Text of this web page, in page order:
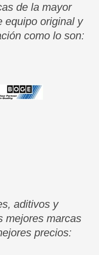
de la mayor
equipo original y
como lo son:
aditivos y
mejores marcas
precios: